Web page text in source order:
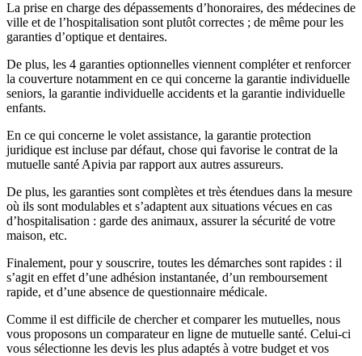
La prise en charge des dépassements d’honoraires, des médecines de
ville et de l’hospitalisation sont plutôt correctes ; de même pour les
garanties d’optique et dentaires.
De plus, les 4 garanties optionnelles viennent compléter et renforcer
la couverture notamment en ce qui concerne la garantie individuelle
seniors, la garantie individuelle accidents et la garantie individuelle
enfants.
En ce qui concerne le volet assistance, la garantie protection
juridique est incluse par défaut, chose qui favorise le contrat de la
mutuelle santé Apivia par rapport aux autres assureurs.
De plus, les garanties sont complètes et très étendues dans la mesure
où ils sont modulables et s’adaptent aux situations vécues en cas
d’hospitalisation : garde des animaux, assurer la sécurité de votre
maison, etc.
Finalement, pour y souscrire, toutes les démarches sont rapides : il
s’agit en effet d’une adhésion instantanée, d’un remboursement
rapide, et d’une absence de questionnaire médicale.
Comme il est difficile de chercher et comparer les mutuelles, nous
vous proposons un comparateur en ligne de mutuelle santé. Celui-ci
vous sélectionne les devis les plus adaptés à votre budget et vos